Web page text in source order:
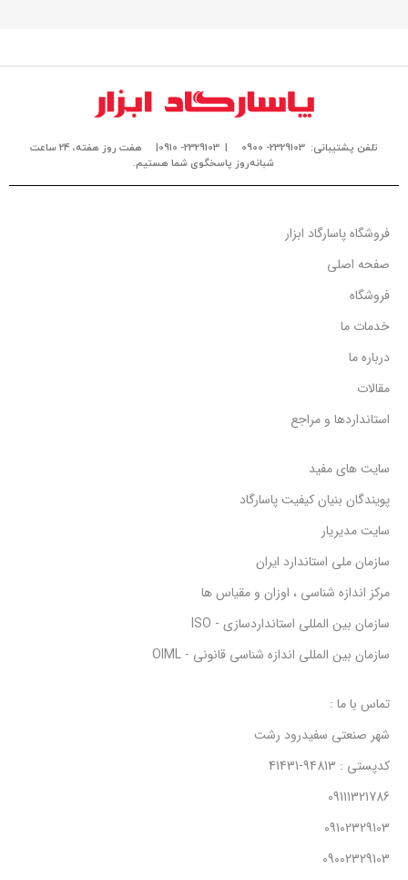
تلفن پشتیبانی: 2329103- 0900 | 2329103- 0910|
هفت روز هفته، ۲۴ ساعت
شبانه‌روز پاسخگوی شما هستیم.
فروشگاه پاسارگاد ابزار
صفحه اصلی
فروشگاه
خدمات ما
درباره ما
مقالات
استانداردها و مراجع
سایت های مفید
پویندگان بنیان کیفیت پاسارگاد
سایت مدیریار
سازمان ملی استاندارد ایران
مرکز اندازه شناسی ، اوزان و مقیاس ها
سازمان بین المللی استانداردسازی - ISO
سازمان بین المللی اندازه شناسی قانونی - OIML
تماس با ما :
شهر صنعتی سفیدرود رشت
کدپستی : 94813-41431
09111321786
09102329103
09002329103